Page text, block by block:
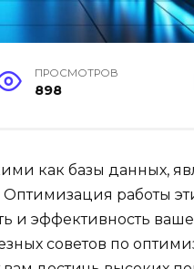
ПРОСМОТРОВ
898
как базы данных,
работы
и эффективность
советов по